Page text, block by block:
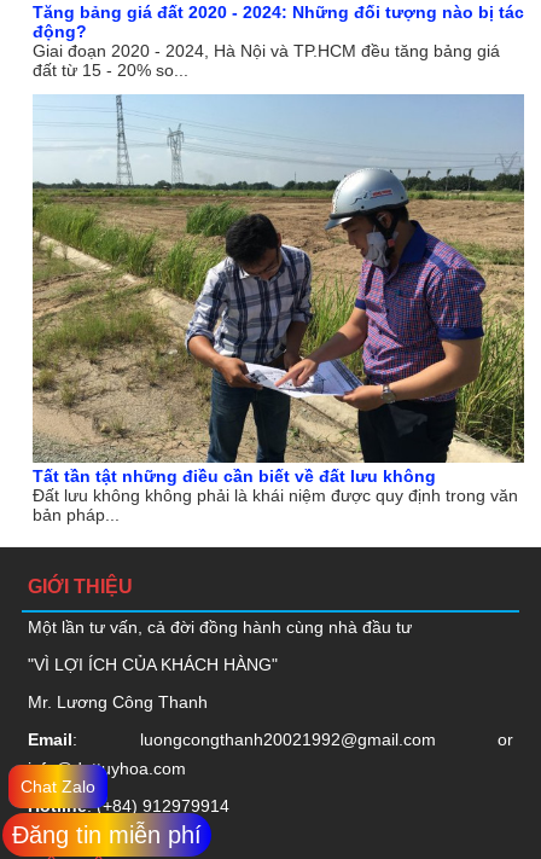
Tăng bảng giá đất 2020 - 2024: Những đối tượng nào bị tác
động?
Giai đoạn 2020 - 2024, Hà Nội và TP.HCM đều tăng bảng giá
đất từ 15 - 20% so...
Tất tần tật những điều cần biết về đất lưu không
Đất lưu không không phải là khái niệm được quy định trong văn
bản pháp...
GIỚI THIỆU
Một lần tư vấn, cả đời đồng hành cùng nhà đầu tư
"VÌ LỢI ÍCH CỦA KHÁCH HÀNG"
Mr. Lương Công Thanh
Email: luongcongthanh20021992@gmail.com or
info@dattuyhoa.com
Hotline: (+84) 912979914
Chat Zalo
Đăng tin miễn phí